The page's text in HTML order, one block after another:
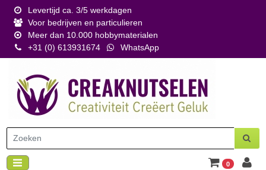
Levertijd ca. 3/5 werkdagen
Voor bedrijven en particulieren
Meer dan 10.000 hobbymaterialen
+31 (0) 613931674
WhatsApp
0